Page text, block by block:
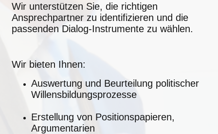
Wir unterstützen Sie, die richtigen
Ansprechpartner zu identifizieren und die
passenden Dialog-Instrumente zu wählen.
Wir bieten Ihnen:
Auswertung und Beurteilung politischer
Willensbildungsprozesse
Erstellung von Positionspapieren,
Argumentarien